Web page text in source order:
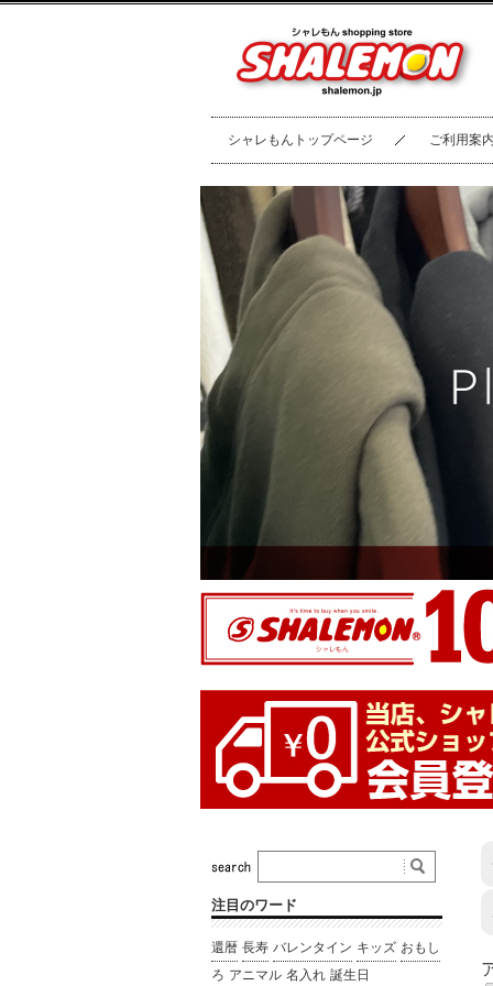
シャレもんトップページ ご利用案
注目のワード
還暦 長寿 バレンタイン キッズ おもし
ろ アニマル 名入れ 誕生日